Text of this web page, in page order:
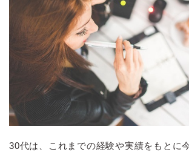
30代は、これまでの経験や実績をもとに